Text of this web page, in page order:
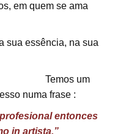
em quem se ama
sua essência, na sua
Temos um
numa frase :
entonces
in artista.”